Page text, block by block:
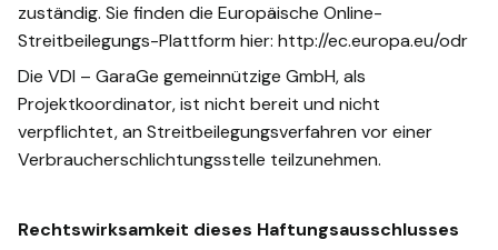
zuständig. Sie finden die Europäische Online-
Streitbeilegungs-Plattform hier: http://ec.europa.eu/odr
Die VDI – GaraGe gemeinnützige GmbH, als
Projektkoordinator, ist nicht bereit und nicht
verpflichtet, an Streitbeilegungsverfahren vor einer
Verbraucherschlichtungsstelle teilzunehmen.
Rechtswirksamkeit dieses Haftungsausschlusses